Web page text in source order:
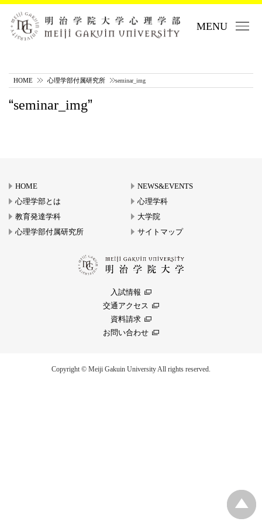
MENU
HOME 心理学部付属研究所 seminar_img
seminar_img
HOME
NEWS&EVENTS
心理学部とは
心理学科
教育発達学科
大学院
心理学部付属研究所
サイトマップ
入試情報
交通アクセス
資料請求
お問い合わせ
Copyright © Meiji Gakuin University All rights reserved.